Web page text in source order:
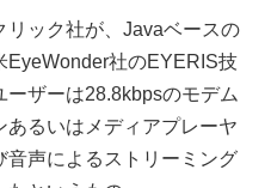
リック社が、Javaベースの
EyeWonder社のEYERIS技
ザーは28.8kbpsのモデム
るいはメディアプレーヤ
音声によるストリーミング